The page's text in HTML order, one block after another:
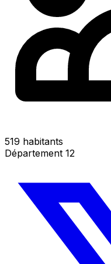
519 habitants
Département 12